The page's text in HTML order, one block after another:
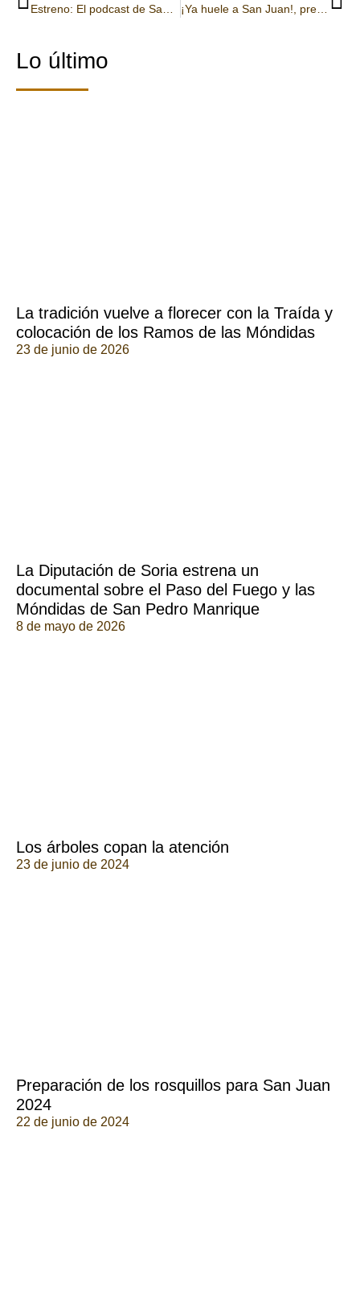
Estreno: El podcast de San Pedro Manrique ¡Ya huele a San Juan!, preparación de los rosquillos
Lo último
La tradición vuelve a florecer con la Traída y
colocación de los Ramos de las Móndidas
23 de junio de 2026
La Diputación de Soria estrena un
documental sobre el Paso del Fuego y las
Móndidas de San Pedro Manrique
8 de mayo de 2026
Los árboles copan la atención
23 de junio de 2024
Preparación de los rosquillos para San Juan
2024
22 de junio de 2024